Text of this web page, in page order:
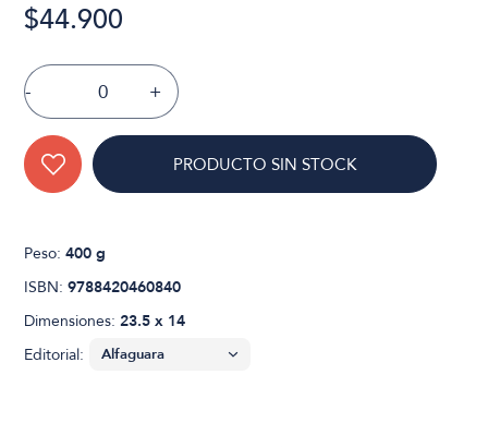
$44.900
- +
PRODUCTO SIN STOCK
Peso:400 g
ISBN:9788420460840
Dimensiones:23.5 x 14
Editorial: